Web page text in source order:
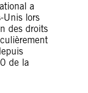
a
Unis lors
des droits
de la